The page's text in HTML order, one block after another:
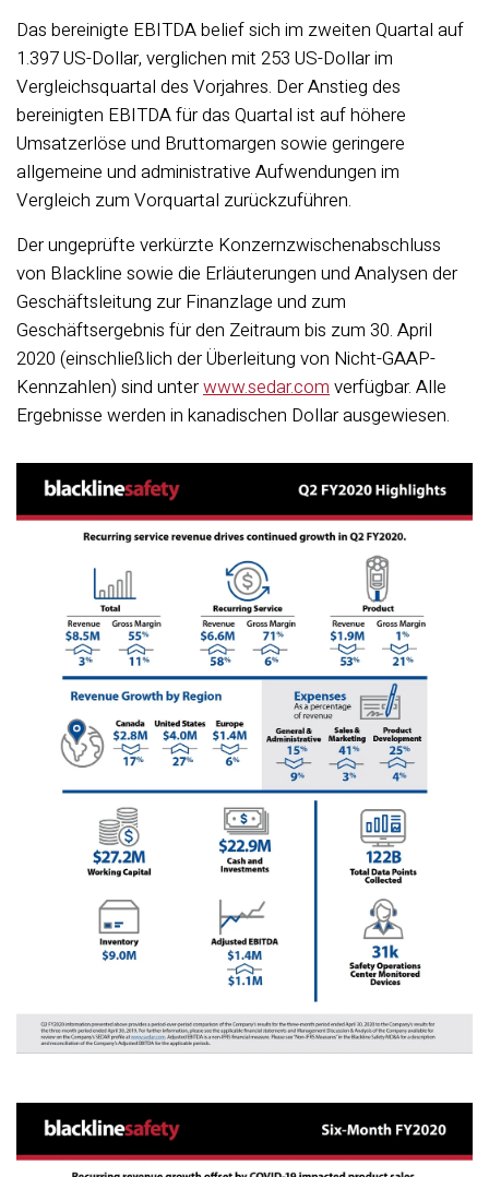
Das bereinigte EBITDA belief sich im zweiten Quartal auf
1.397 US-Dollar, verglichen mit 253 US-Dollar im
Vergleichsquartal des Vorjahres. Der Anstieg des
bereinigten EBITDA für das Quartal ist auf höhere
Umsatzerlöse und Bruttomargen sowie geringere
allgemeine und administrative Aufwendungen im
Vergleich zum Vorquartal zurückzuführen.
Der ungeprüfte verkürzte Konzernzwischenabschluss
von Blackline sowie die Erläuterungen und Analysen der
Geschäftsleitung zur Finanzlage und zum
Geschäftsergebnis für den Zeitraum bis zum 30. April
2020 (einschließlich der Überleitung von Nicht-GAAP-
Kennzahlen) sind unterwww.sedar.comverfügbar. Alle
Ergebnisse werden in kanadischen Dollar ausgewiesen.